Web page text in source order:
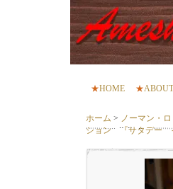
★HOME ★
ホーム > ノーマン・
ション 『サタデー